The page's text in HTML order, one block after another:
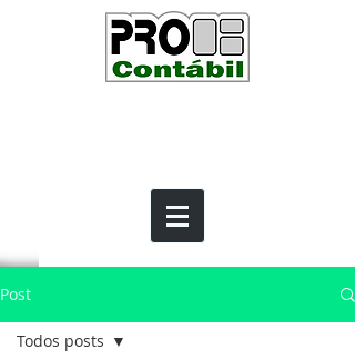
Post
Todos posts